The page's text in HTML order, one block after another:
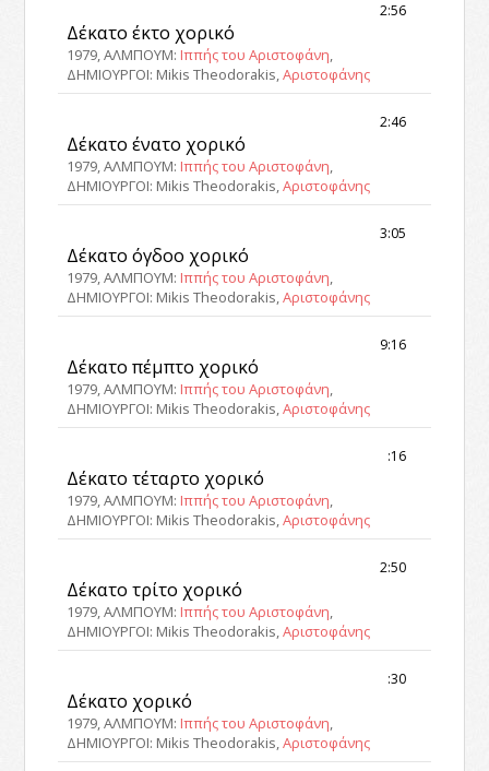
2:56
Δέκατο έκτο χορικό
1979, ΑΛΜΠΟΥΜ: Ιππής του Αριστοφάνη,
ΔΗΜΙΟΥΡΓΟΙ: Mikis Theodorakis,Αριστοφάνης
2:46
Δέκατο ένατο χορικό
1979, ΑΛΜΠΟΥΜ: Ιππής του Αριστοφάνη,
ΔΗΜΙΟΥΡΓΟΙ: Mikis Theodorakis,Αριστοφάνης
3:05
Δέκατο όγδοο χορικό
1979, ΑΛΜΠΟΥΜ: Ιππής του Αριστοφάνη,
ΔΗΜΙΟΥΡΓΟΙ: Mikis Theodorakis,Αριστοφάνης
9:16
Δέκατο πέμπτο χορικό
1979, ΑΛΜΠΟΥΜ: Ιππής του Αριστοφάνη,
ΔΗΜΙΟΥΡΓΟΙ: Mikis Theodorakis,Αριστοφάνης
:16
Δέκατο τέταρτο χορικό
1979, ΑΛΜΠΟΥΜ: Ιππής του Αριστοφάνη,
ΔΗΜΙΟΥΡΓΟΙ: Mikis Theodorakis,Αριστοφάνης
2:50
Δέκατο τρίτο χορικό
1979, ΑΛΜΠΟΥΜ: Ιππής του Αριστοφάνη,
ΔΗΜΙΟΥΡΓΟΙ: Mikis Theodorakis,Αριστοφάνης
:30
Δέκατο χορικό
1979, ΑΛΜΠΟΥΜ: Ιππής του Αριστοφάνη,
ΔΗΜΙΟΥΡΓΟΙ: Mikis Theodorakis,Αριστοφάνης